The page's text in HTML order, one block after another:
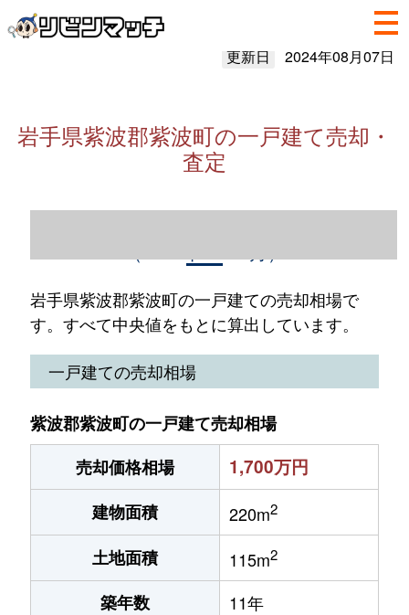
更新日 2024年08月07日
岩手県紫波郡紫波町の一戸建て売却・
査定
岩手県紫波郡紫波町の一戸建ての売却相場で
す。すべて中央値をもとに算出しています。
一戸建ての売却相場
紫波郡紫波町の一戸建て売却相場
売却価格相場
1,700万円
建物面積 220m2
土地面積 115m2
築年数 11年